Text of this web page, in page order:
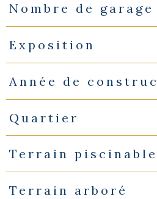
Nombre de garage
Exposition
Année de
Quartier
Terrain piscinable
Terrain arboré